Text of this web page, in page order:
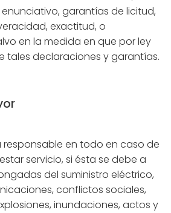
garantías de licitud,
exactitud, o
en la medida en que por ley
tales declaraciones y garantías.
responsable en todo en caso de
servicio, si ésta se debe a
del suministro eléctrico,
conflictos sociales,
inundaciones, actos y